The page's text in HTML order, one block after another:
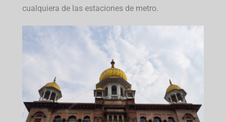
cualquiera de las estaciones de metro.